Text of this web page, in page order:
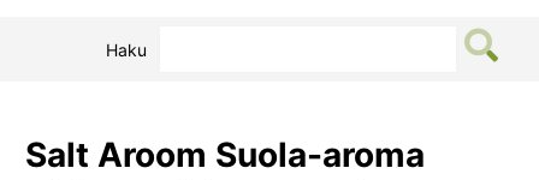
Haku
Salt Aroom Suola-aroma